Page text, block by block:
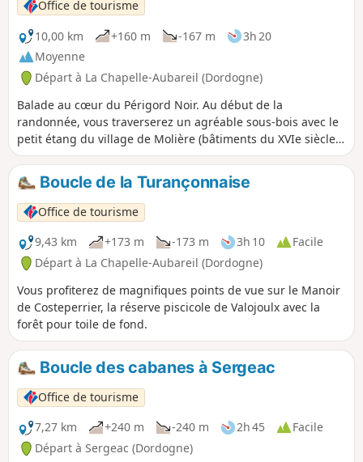
Office de tourisme
10,00 km
+160 m -167 m
3h 20
Moyenne
Départ à La Chapelle-Aubareil (Dordogne)
Balade au cœur du Périgord Noir. Au début de la
randonnée, vous traverserez un agréable sous-bois avec le
petit étang du village de Molière (bâtiments du XVIe siècle).
Vous continuerez par champs, forêts et vallons, et des
cabanes en pierres sèches, les manoirs de l'Air, de Molière
et celui d'Auxerre (qui a brûlé récemment).
Boucle de la Turançonnaise
Office de tourisme
9,43 km
+173 m -173 m 3h 10
Facile
Départ à La Chapelle-Aubareil (Dordogne)
Vous profiterez de magnifiques points de vue sur le Manoir
de Costeperrier, la réserve piscicole de Valojoulx avec la
forêt pour toile de fond.
Boucle des cabanes à Sergeac
Office de tourisme
7,27 km
+240 m -240 m 2h 45
Facile
Départ à Sergeac (Dordogne)